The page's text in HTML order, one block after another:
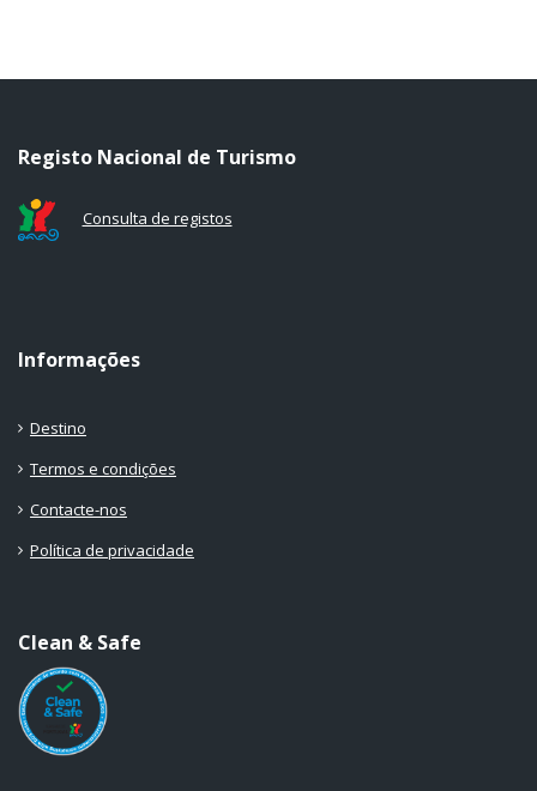
Registo Nacional de Turismo
Consulta de registos
Informações
Destino
Termos e condições
Contacte-nos
Política de privacidade
Clean & Safe